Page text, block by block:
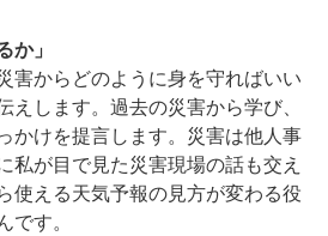
か」
害からどのように身を守ればいい
えします。過去の災害から学び、
かけを提言します。災害は他人事
私が目で見た災害現場の話も交え
使える天気予報の見方が変わる役
です。